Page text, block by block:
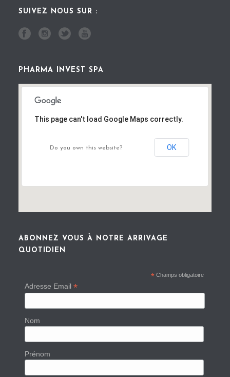
SUIVEZ NOUS SUR :
PHARMA INVEST SPA
This page can't load Google Maps correctly.
Do you own this website? OK
ABONNEZ VOUS À NOTRE ARRIVAGE
QUOTIDIEN
* Champs obligatoire
Adresse Email *
Nom
Prénom